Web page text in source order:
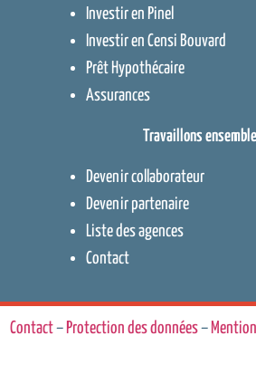
Investir en Pinel
Investir en Censi Bouvard
Prêt Hypothécaire
Assurances
Travaillons
Devenir collaborateur
Devenir partenaire
Liste des agences
Contact
Contact– Protection des données–